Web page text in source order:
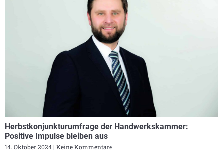
Herbstkonjunkturumfrage der Handwerkskammer:
Positive Impulse bleiben aus
14. Oktober 2024 Keine Kommentare